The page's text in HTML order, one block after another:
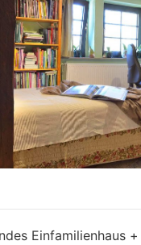
Einfamilienhaus